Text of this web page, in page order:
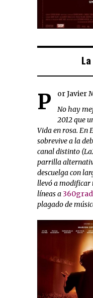
Por Javier
No hay
2012 que
Vida en rosa. En
sobrevive a la
canal distinto
parrilla
descuelga con
llevó a modificar
líneas a
plagado de